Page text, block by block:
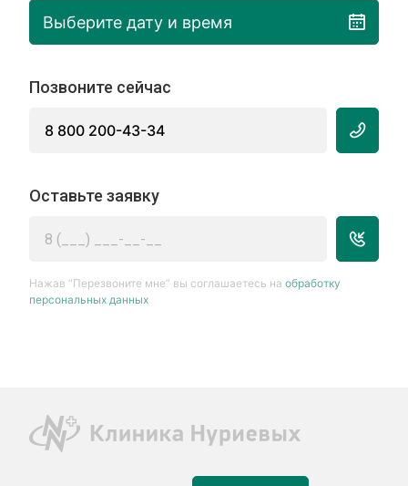
Выберите дату и время
Позвоните сейчас
8 800 200-43-34
Оставьте заявку
Нажав “Перезвоните мне” вы соглашаетесь наобработку
персональных данных